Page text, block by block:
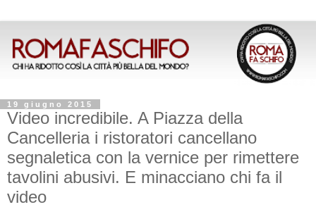
19 giugno 2015
Video incredibile. A Piazza della
Cancelleria i ristoratori cancellano
segnaletica con la vernice per rimettere
tavolini abusivi. E minacciano chi fa il
video